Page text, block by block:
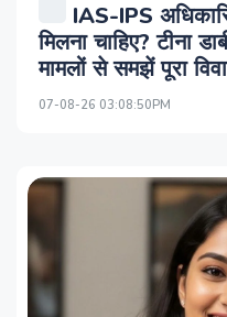
IAS-IPS
मिलना चाहिए? टीना
मामलों से समझें पूरा
07-08-26 03:08:50PM